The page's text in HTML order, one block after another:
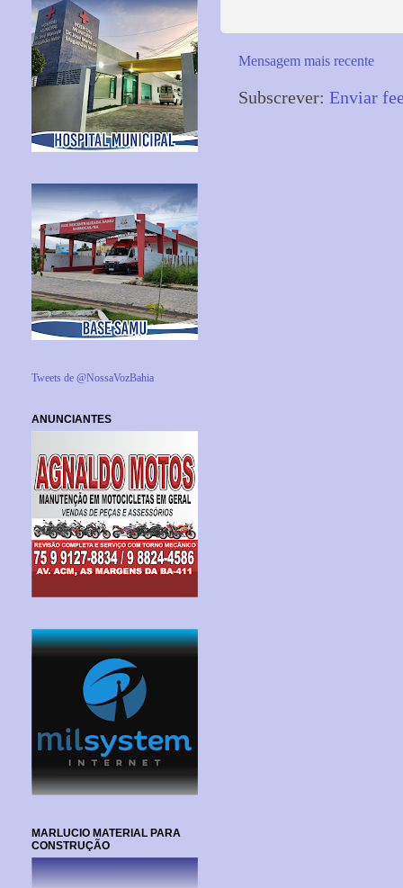
Mensagem mais recente
Subscrever: Enviar
Tweets de @NossaVozBahia
ANUNCIANTES
MARLUCIO MATERIAL PARA
CONSTRUÇÃO